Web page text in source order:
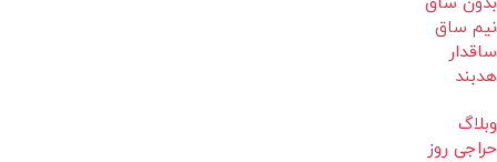
نیم ساق
ساقدار
هدبند
وبلاگ
حراجی روز